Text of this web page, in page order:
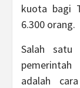
kuota bagi
6.300 orang.
Salah satu
adalah